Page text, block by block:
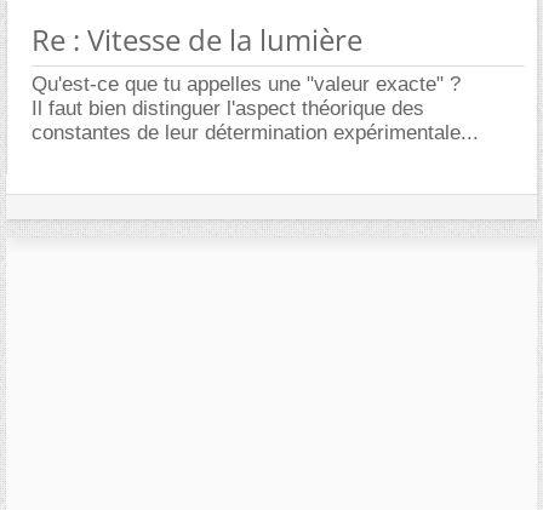
Re : Vitesse de la lumière
Qu'est-ce que tu appelles une "valeur exacte" ?
Il faut bien distinguer l'aspect théorique des
constantes de leur détermination expérimentale...